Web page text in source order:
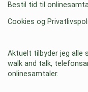
Bestil tid til
Cookies og
Aktuelt tilbyder jeg alle
walk and talk,
onlinesamtaler.